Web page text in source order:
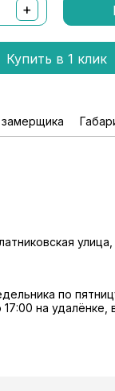
+
Купить в 1 клик
по
на удалёнке,